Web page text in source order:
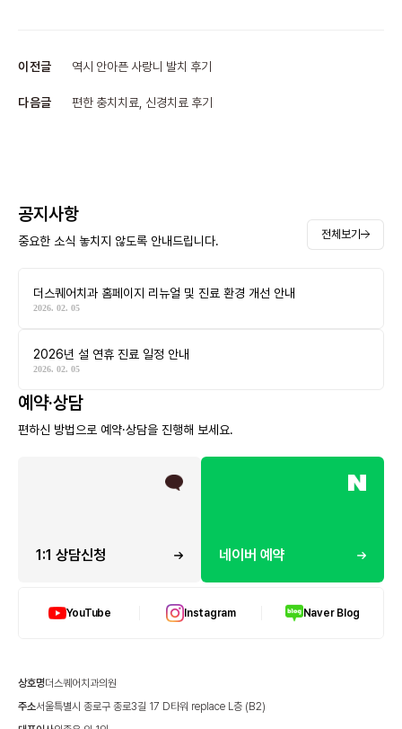
이전글 역시 안아픈 사랑니 발치 후기
다음글 편한 충치치료, 신경치료 후기
공지사항
중요한 소식 놓치지 않도록 안내드립니다. 전체보기
더스퀘어치과 홈페이지 리뉴얼 및 진료 환경 개선 안내
2026. 02. 05
2026년 설 연휴 진료 일정 안내
2026. 02. 05
예약·상담
편하신 방법으로 예약·상담을 진행해 보세요.
1:1 상담신청 네이버 예약
YouTube Instagram Naver Blog
상호명더스퀘어치과의원
주소서울특별시 종로구 종로3길 17 D타워 replace L층 (B2)